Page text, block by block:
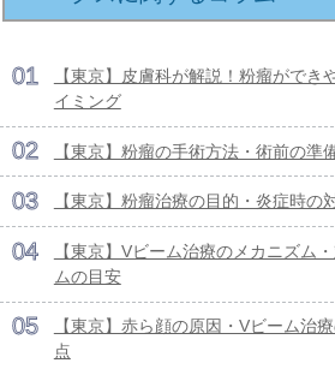
【東京】皮膚科が解説！粉瘤ができ
イミング
【東京】粉瘤の手術方法・術前の準
【東京】粉瘤治療の目的・炎症時の
【東京】Vビーム治療のメカニズム
ムの目安
【東京】赤ら顔の原因・Vビーム治
点